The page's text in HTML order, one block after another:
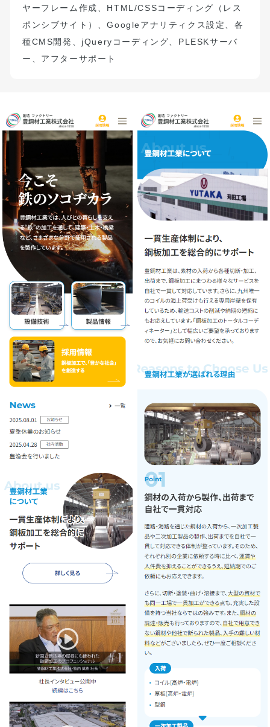
ヤーフレーム作成、 HTML/CSSコーディング（ レス
ポンシブサイト）
、Googleアナリティクス設定、各
種CMS開発、 jQuery コーディング、 PLESKサーバ
ー、アフターサポート